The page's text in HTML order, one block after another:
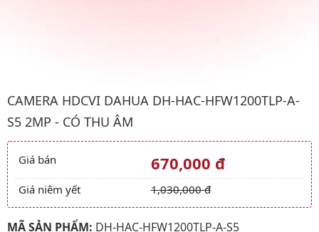
CAMERA HDCVI DAHUA DH-HAC-HFW1200TLP-A-
S5 2MP - CÓ THU ÂM
Giá và khuyến mãi
Giá bán 670,000 đ
Giá niêm yết 1,030,000 đ
MÃ SẢN PHẨM: DH-HAC-HFW1200TLP-A-S5